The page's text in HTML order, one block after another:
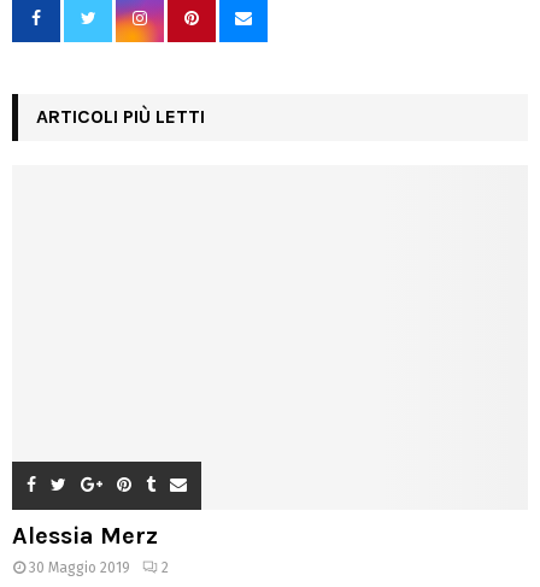
ARTICOLI PIÙ LETTI
Alessia Merz
30 Maggio 2019 2